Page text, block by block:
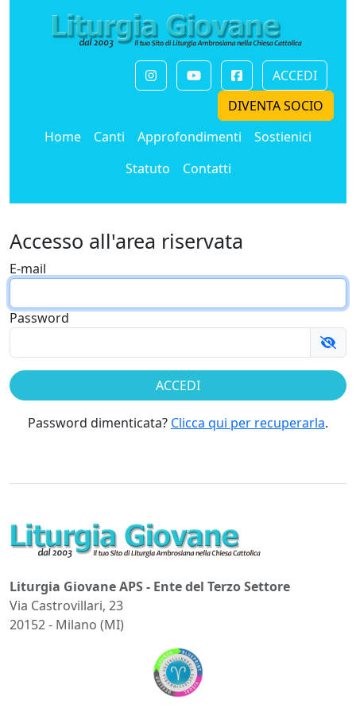
ACCEDI
DIVENTA SOCIO
Home
Canti Approfondimenti
Sostienici
Statuto
Contatti
Accesso all'area riservata
E-mail
Password
Password dimenticata? Clicca qui per recuperarla.
Liturgia Giovane APS - Ente del Terzo Settore
Via Castrovillari, 23
20152 - Milano (MI)